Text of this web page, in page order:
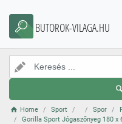
BUTOROK-VILAGA.HU
Home Sport Spor
Gorilla Sport Jógaszőnyeg 180 x